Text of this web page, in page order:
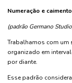
Numeração e caimento
(padrão Germano
Trabalhamos com um
organizado em
por diante.
Esse padrão